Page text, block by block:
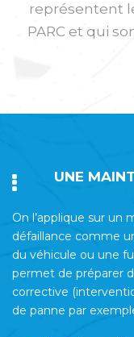
représentent
PARC et qui
UNE
On l’applique sur un
défaillance comme
du véhicule ou une
permet de préparer
corrective
de panne par